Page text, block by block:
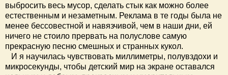
выбросить весь мусор, сделать стык как можно более
естественным и незаметным. Реклама в те годы была не
менее бессовестной и навязчивой, чем в наши дни, ей
ничего не стоило прервать на полуслове самую
прекрасную песню смешных и странных кукол.
И я научилась чувствовать миллиметры, полувздохи и
микросекунды, чтобы детский мир на экране оставался